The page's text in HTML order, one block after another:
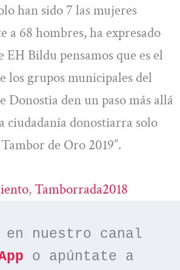
han sido 7 las mujeres
a 68 hombres, ha expresado
Bildu pensamos que es el
los grupos municipales del
Donostia den un paso más allá
ciudadanía donostiarra solo
de Oro 2019”.
, Tamborrada2018
en nuestro canal
o apúntate a